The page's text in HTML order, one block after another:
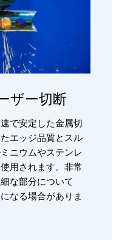
ザー切断
で安定した金属切
エッジ品質とスル
ニウムやステンレ
用されます。非常
な部分について
なる場合がありま